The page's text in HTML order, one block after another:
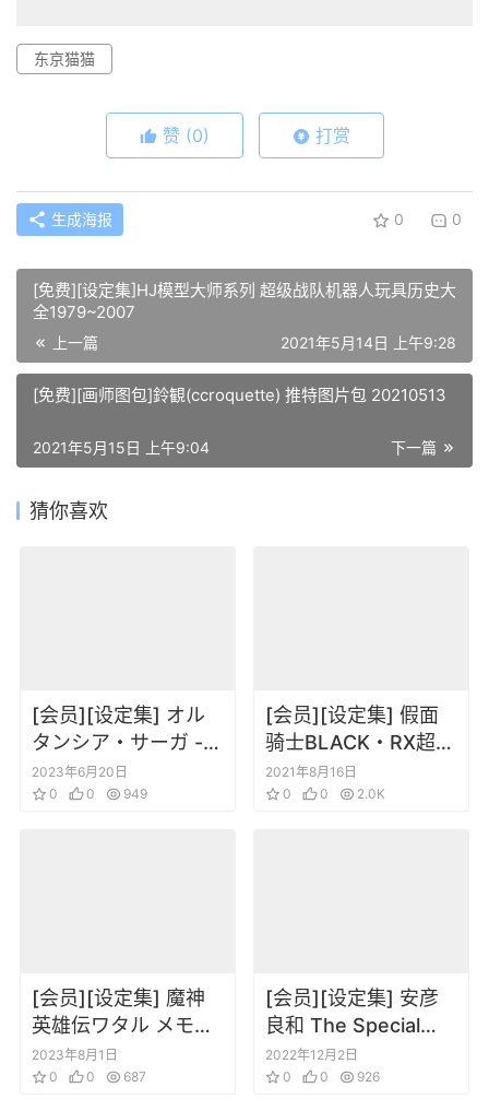
东京猫猫
赞 (0) 打赏
生成海报 0 0
[免费][设定集]HJ模型大师系列 超级战队机器人玩具历史大
全1979~2007
上一篇 2021年5月14日 上午9:28
[免费][画师图包]鈴観(ccroquette) 推特图片包 20210513
下一篇
2021年5月15日 上午9:04
猜你喜欢
[会员][设定集] オル
タンシア・サーガ -苍
之骑士团- 公式ビジュ
アルファンブック
2023年6月20日
0
0 949
[会员][设定集] 假面
骑士BLACK・RX超全
集 完全版
2021年8月16日
0
0 2.0K
[会员][设定集] 魔神
英雄伝ワタル メモリ
アルブック
2023年8月1日
0
0 687
[会员][设定集] 安彦
良和 The Special
Book of Yoshikazu
Yasuhiko
2022年12月2日
0
0 926